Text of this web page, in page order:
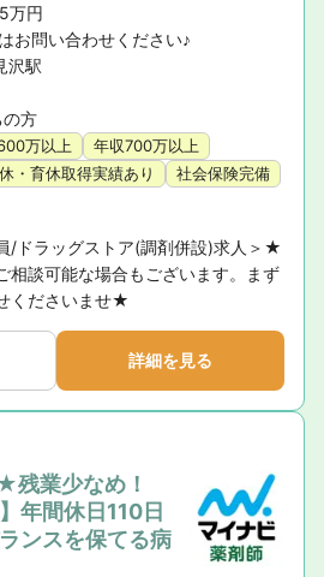
万円
お問い合わせください♪
沢駅
方
万以上
年収700万以上
・育休取得実績あり
社会保険完備
/ドラッグストア(調剤併設)求人＞★
相談可能な場合もございます。まず
くださいませ★
詳細を見る
業少なめ！
年間休日110日
ンスを保てる病